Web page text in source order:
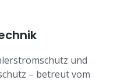
und
– betreut vom